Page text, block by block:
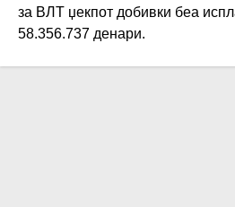
за ВЛТ џекпот добивки беа
58.356.737 денари.